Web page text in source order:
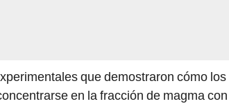
que demostraron cómo los
en la fracción de magma con